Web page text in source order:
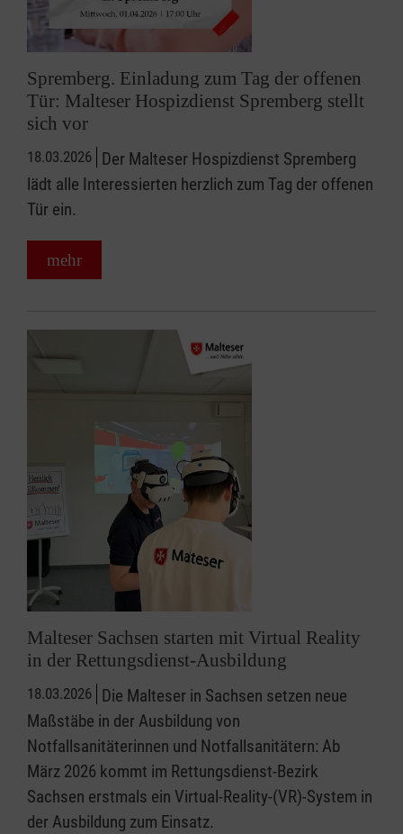
Spremberg. Einladung zum Tag der offenen
Tür: Malteser Hospizdienst Spremberg stellt
sich vor
18.03.2026 Der Malteser Hospizdienst Spremberg
lädt alle Interessierten herzlich zum Tag der offenen
Tür ein.
mehr
Malteser Sachsen starten mit Virtual Reality
in der Rettungsdienst-Ausbildung
18.03.2026 Die Malteser in Sachsen setzen neue
Maßstäbe in der Ausbildung von
Notfallsanitäterinnen und Notfallsanitätern: Ab
März 2026 kommt im Rettungsdienst-Bezirk
Sachsen erstmals ein Virtual-Reality-(VR)-System in
der Ausbildung zum Einsatz.